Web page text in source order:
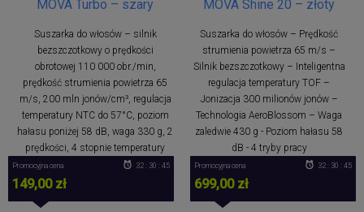
MOVA Turbo – szary
Suszarka do włosów – silnik
bezszczotkowy o prędkości
obrotowej 110 000 obr./min,
prędkość strumienia powietrza 65
m/s, 200 mln jonów/cm³, regulacja
temperatury NTC do 57°C, poziom
hałasu poniżej 58 dB, waga 330 g, 2
prędkości, 4 stopnie temperatury
Promocyjna cena
149,00 zł
32 : 30 : 44
MOVA Shine 20 – złoty
Suszarka do włosów – Prędkość
strumienia powietrza 65 m/s –
Silnik bezszczotkowy – Inteligentna
regulacja temperatury TOF –
Jonizacja 300 milionów jonów –
Technologia AeroBlossom – Waga
zaledwie 430 g - Poziom hałasu 58
dB - 4 tryby pracy
Promocyjna cena
699,00 zł
32 : 30 : 44